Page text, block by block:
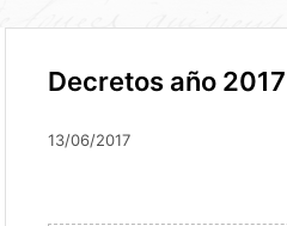
Decretos año 2017
13/06/2017